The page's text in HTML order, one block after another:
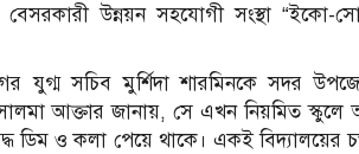
উন্নয়ন সহযোগী সংস্থা “ইকো-
যুগ্ম সচিব মুর্শিদা শারমিনকে সদর
সালমা আক্তার জানায়, সে এখন নিয়মিত
ডিম ও কলা পেয়ে থাকে। একই বিদ্যালয়ের